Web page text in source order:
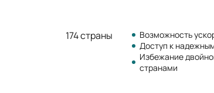
174 страны
Возможность
Доступ к
Избежание
странами